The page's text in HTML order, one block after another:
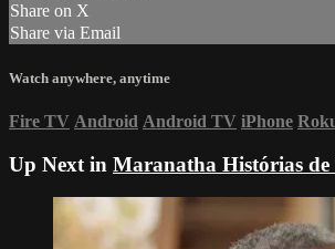
Share on X
Share via Email
Watch anywhere, anytime
Fire TV Android Android TV iPhone
Up Next in Maranatha Histórias de